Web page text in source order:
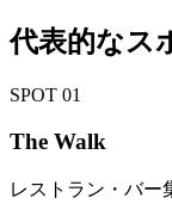
代表的なス
SPOT 01
The Walk
レストラン・バー